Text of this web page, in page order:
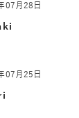
07月28日
07月25日